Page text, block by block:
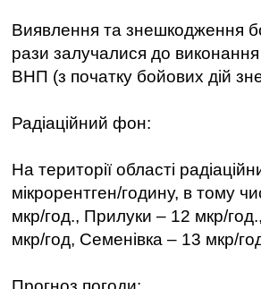
Виявлення та знешкодження
рази залучалися до
ВНП (з початку бойових дій
Радіаційний фон:
На території області
мікрорентген/годину, в тому
мкр/год., Прилуки – 12 мкр/
мкр/год, Семенівка – 13 мкр/